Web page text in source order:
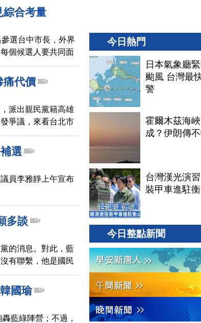
珊珊表態是否參選
綜合考量
選台中市長，外界
個候選人要共同面
界宣布。
痛代價
派出親民黨籍高雄
爭議，來看台北市
選
員李雅靜上午宣布
多談
的消息。對此，藍
有聯繫，他是國民
哲批評帶職參選的
國瑜
藍綠陣營；不過，
今日熱門
日本氣象廳
颱風 台灣最
警
霍爾木茲海
成？伊朗傳
台灣漢光演
裝甲車進駐
今日整點新聞